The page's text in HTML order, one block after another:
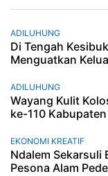
ADILUHUNG
Di Tengah
Menguatkan
ADILUHUNG
Wayang Kulit
ke-110
EKONOMI KREATIF
Ndalem Sekarsuli
Pesona Alam